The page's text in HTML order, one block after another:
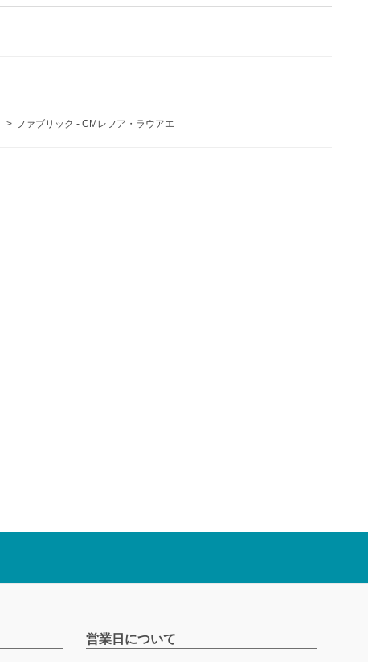
> ファブリック - CMレフア・ラウアエ
営業日について